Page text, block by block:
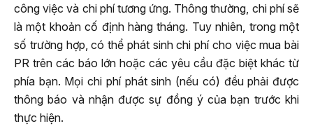
công việc và chi phí tương ứng. Thông thường, chi phí sẽ
là một khoản cố định hàng tháng. Tuy nhiên, trong một
số trường hợp, có thể phát sinh chi phí cho việc mua bài
PR trên các báo lớn hoặc các yêu cầu đặc biệt khác từ
phía bạn. Mọi chi phí phát sinh (nếu có) đều phải được
thông báo và nhận được sự đồng ý của bạn trước khi
thực hiện.